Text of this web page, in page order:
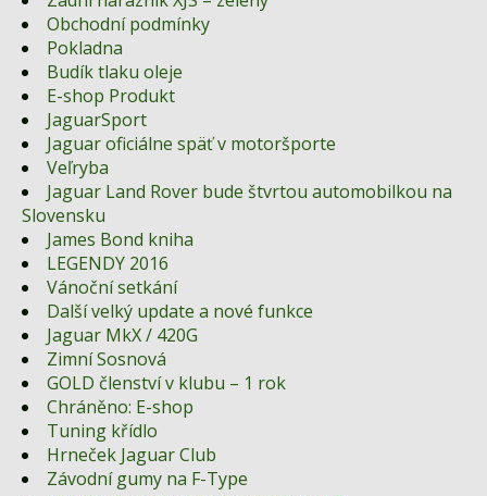
Obchodní podmínky
Pokladna
Budík tlaku oleje
E-shop Produkt
JaguarSport
Jaguar oficiálne späť v motoršporte
Veľryba
Jaguar Land Rover bude štvrtou automobilkou na
Slovensku
James Bond kniha
LEGENDY 2016
Vánoční setkání
Další velký update a nové funkce
Jaguar MkX / 420G
Zimní Sosnová
GOLD členství v klubu – 1 rok
Chráněno: E-shop
Tuning křídlo
Hrneček Jaguar Club
Závodní gumy na F-Type